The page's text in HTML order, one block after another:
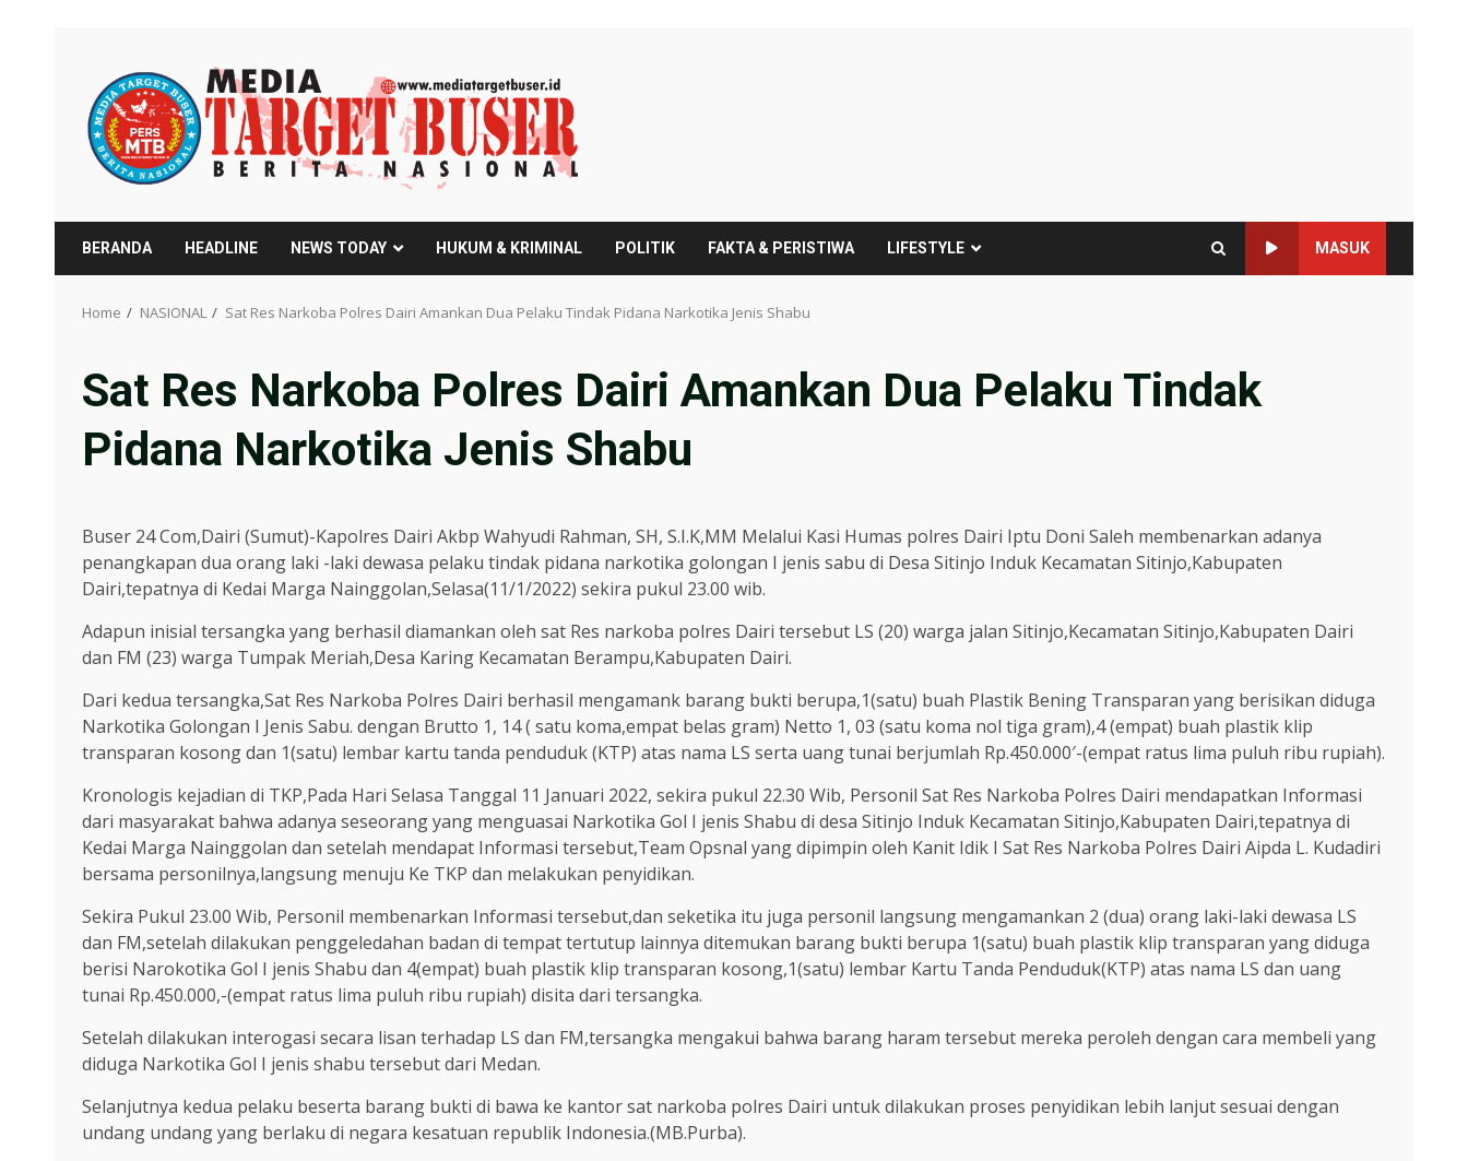
content
BERANDA HEADLINE NEWS TODAY HUKUM & KRIMINAL POLITIK FAKTA & PERISTIWA LIFESTYLE MASUK
Home NASIONAL Sat Res Narkoba Polres Dairi Amankan Dua Pelaku Tindak Pidana Narkotika Jenis Shabu
Sat Res Narkoba Polres Dairi Amankan Dua Pelaku Tindak
Pidana Narkotika Jenis Shabu
Buser 24 Com,Dairi (Sumut)-Kapolres Dairi Akbp Wahyudi Rahman, SH, S.I.K,MM Melalui Kasi Humas polres Dairi Iptu Doni Saleh membenarkan adanya
penangkapan dua orang laki -laki dewasa pelaku tindak pidana narkotika golongan I jenis sabu di Desa Sitinjo Induk Kecamatan Sitinjo,Kabupaten
Dairi,tepatnya di Kedai Marga Nainggolan,Selasa(11/1/2022) sekira pukul 23.00 wib.
Adapun inisial tersangka yang berhasil diamankan oleh sat Res narkoba polres Dairi tersebut LS (20) warga jalan Sitinjo,Kecamatan Sitinjo,Kabupaten Dairi
dan FM (23) warga Tumpak Meriah,Desa Karing Kecamatan Berampu,Kabupaten Dairi.
Dari kedua tersangka,Sat Res Narkoba Polres Dairi berhasil mengamank barang bukti berupa,1(satu) buah Plastik Bening Transparan yang berisikan diduga
Narkotika Golongan I Jenis Sabu. dengan Brutto 1, 14 ( satu koma,empat belas gram) Netto 1, 03 (satu koma nol tiga gram),4 (empat) buah plastik klip
transparan kosong dan 1(satu) lembar kartu tanda penduduk (KTP) atas nama LS serta uang tunai berjumlah Rp.450.000′-(empat ratus lima puluh ribu rupiah).
Kronologis kejadian di TKP,Pada Hari Selasa Tanggal 11 Januari 2022, sekira pukul 22.30 Wib, Personil Sat Res Narkoba Polres Dairi mendapatkan Informasi
dari masyarakat bahwa adanya seseorang yang menguasai Narkotika Gol I jenis Shabu di desa Sitinjo Induk Kecamatan Sitinjo,Kabupaten Dairi,tepatnya di
Kedai Marga Nainggolan dan setelah mendapat Informasi tersebut,Team Opsnal yang dipimpin oleh Kanit Idik I Sat Res Narkoba Polres Dairi Aipda L. Kudadiri
bersama personilnya,langsung menuju Ke TKP dan melakukan penyidikan.
Sekira Pukul 23.00 Wib, Personil membenarkan Informasi tersebut,dan seketika itu juga personil langsung mengamankan 2 (dua) orang laki-laki dewasa LS
dan FM,setelah dilakukan penggeledahan badan di tempat tertutup lainnya ditemukan barang bukti berupa 1(satu) buah plastik klip transparan yang diduga
berisi Narokotika Gol I jenis Shabu dan 4(empat) buah plastik klip transparan kosong,1(satu) lembar Kartu Tanda Penduduk(KTP) atas nama LS dan uang
tunai Rp.450.000,-(empat ratus lima puluh ribu rupiah) disita dari tersangka.
Setelah dilakukan interogasi secara lisan terhadap LS dan FM,tersangka mengakui bahwa barang haram tersebut mereka peroleh dengan cara membeli yang
diduga Narkotika Gol I jenis shabu tersebut dari Medan.
Selanjutnya kedua pelaku beserta barang bukti di bawa ke kantor sat narkoba polres Dairi untuk dilakukan proses penyidikan lebih lanjut sesuai dengan
undang undang yang berlaku di negara kesatuan republik Indonesia.(MB.Purba).